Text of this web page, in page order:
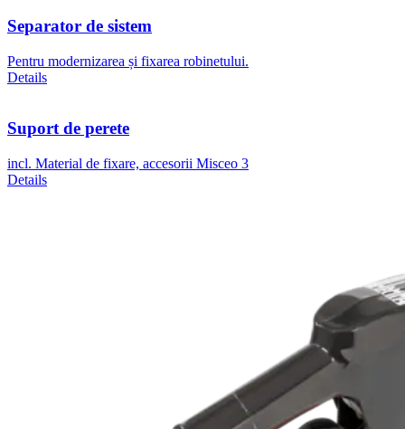
Separator de sistem
Pentru modernizarea și fixarea robinetului.
Details
Suport de perete
incl. Material de fixare, accesorii Misceo 3
Details